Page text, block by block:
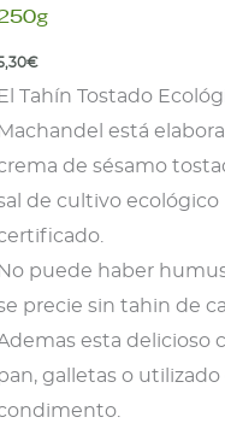
€
El Tahín Tostado
Machandel está
de sésamo
de cultivo ecológico
No puede haber
precie sin tahin de
esta delicioso
galletas o